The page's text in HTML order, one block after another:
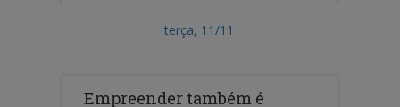
terça, 11/11
Empreender também é